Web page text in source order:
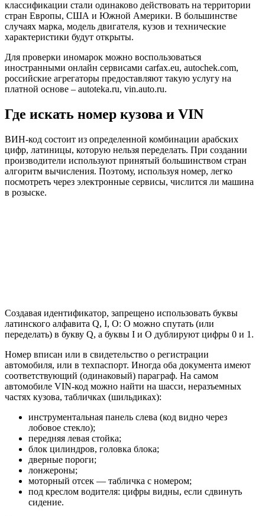
классификации стали одинаково действовать на территории
стран Европы, США и Южной Америки. В большинстве
случаях марка, модель двигателя, кузов и технические
характеристики будут открыты.
Для проверки иномарок можно воспользоваться
иностранными онлайн сервисами carfax.eu, autochek.com,
российские агрегаторы предоставляют такую услугу на
платной основе – autoteka.ru, vin.auto.ru.
Где искать номер кузова и VIN
ВИН-код состоит из определенной комбинации арабских
цифр, латиницы, которую нельзя переделать. При создании
производители используют принятый большинством стран
алгоритм вычисления. Поэтому, используя номер, легко
посмотреть через электронные сервисы, числится ли машина
в розыске.
Создавая идентификатор, запрещено использовать буквы
латинского алфавита Q, I, O: O можно спутать (или
переделать) в букву Q, а буквы I и О дублируют цифры 0 и 1.
Номер вписан или в свидетельство о регистрации
автомобиля, или в техпаспорт. Иногда оба документа имеют
соответствующий (одинаковый) параграф. На самом
автомобиле VIN-код можно найти на шасси, неразъемных
частях кузова, табличках (шильдиках):
инструментальная панель слева (код видно через
лобовое стекло);
передняя левая стойка;
блок цилиндров, головка блока;
дверные пороги;
лонжероны;
моторный отсек — табличка с номером;
под креслом водителя: цифры видны, если сдвинуть
сидение.